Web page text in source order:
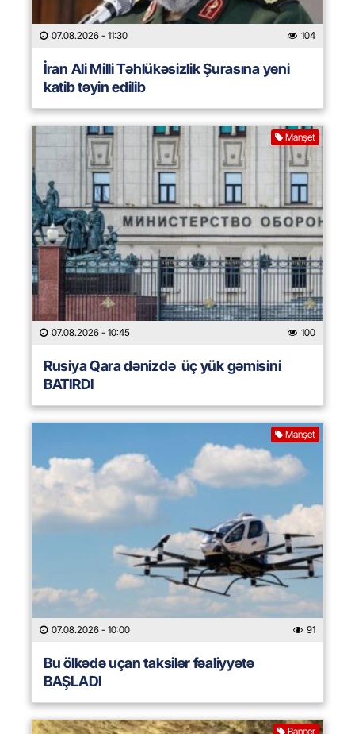
07.08.2026 - 11:30 104
İran Ali Milli Təhlükəsizlik Şurasına yeni
katib təyin edilib
Manşet
07.08.2026 - 10:45 100
Rusiya Qara dənizdə üç yük gəmisini
BATIRDI
Manşet
07.08.2026 - 10:00 91
Bu ölkədə uçan taksilər fəaliyyətə
BAŞLADI
Banner